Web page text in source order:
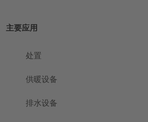
主要应用
处置
供暖设备
排水设备